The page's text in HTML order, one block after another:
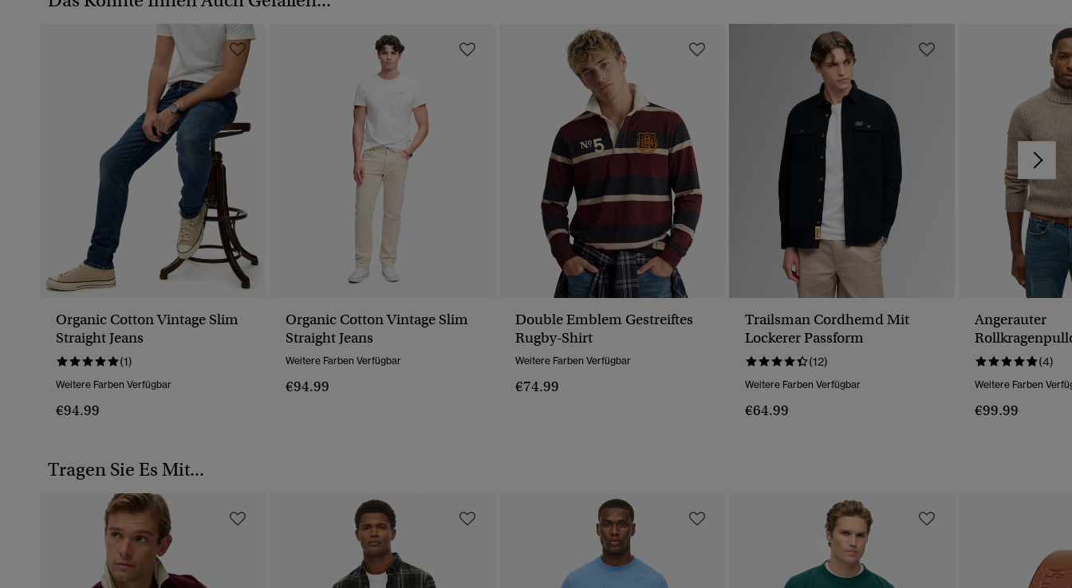
Organic Cotton Vintage Slim
Straight Jeans
(1)
Weitere Farben Verfügbar
€94.99
Organic Cotton Vintage Slim
Straight Jeans
Weitere Farben Verfügbar
€94.99
Double Emblem Gestreiftes
Rugby-Shirt
Weitere Farben Verfügbar
€74.99
Trailsman Cordhemd Mit
Lockerer Passform
(12)
Weitere Farben Verfügbar
€64.99
Angerauter
(4)
Weitere Farben
€99.99
Tragen Sie Es Mit...